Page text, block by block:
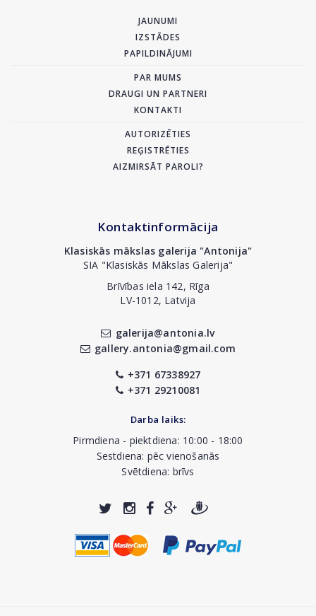
JAUNUMI
IZSTĀDES
PAPILDINĀJUMI
PAR MUMS
DRAUGI UN PARTNERI
KONTAKTI
AUTORIZĒTIES
REĢISTRĒTIES
AIZMIRSĀT PAROLI?
Kontaktinformācija
Klasiskās mākslas galerija "Antonija"
SIA "Klasiskās Mākslas Galerija"
Brīvības iela 142, Rīga
LV-1012, Latvija
galerija@antonia.lv
gallery.antonia@gmail.com
+371 67338927
+371 29210081
Darba laiks:
Pirmdiena - piektdiena: 10:00 - 18:00
Sestdiena: pēc vienošanās
Svētdiena: brīvs